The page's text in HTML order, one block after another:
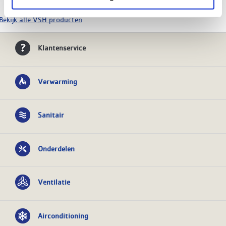
alle VSH producten
Klantenservice
Verwarming
Sanitair
Onderdelen
Ventilatie
Airconditioning